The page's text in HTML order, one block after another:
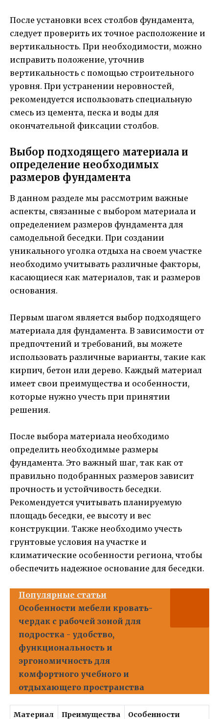
После установки всех столбов фундамента,
следует проверить их точное расположение и
вертикальность. При необходимости, можно
исправить положение, уточнив
вертикальность с помощью строительного
уровня. При устранении неровностей,
рекомендуется использовать специальную
смесь из цемента, песка и воды для
окончательной фиксации столбов.
Выбор подходящего материала и
определение необходимых
размеров фундамента
В данном разделе мы рассмотрим важные
аспекты, связанные с выбором материала и
определением размеров фундамента для
самодельной беседки. При создании
уникального уголка отдыха на своем участке
необходимо учитывать различные факторы,
касающиеся как материалов, так и размеров
основания.
Первым шагом является выбор подходящего
материала для фундамента. В зависимости от
предпочтений и требований, вы можете
использовать различные варианты, такие как
кирпич, бетон или дерево. Каждый материал
имеет свои преимущества и особенности,
которые нужно учесть при принятии
решения.
После выбора материала необходимо
определить необходимые размеры
фундамента. Это важный шаг, так как от
правильно подобранных размеров зависит
прочность и устойчивость беседки.
Рекомендуется учитывать планируемую
площадь беседки, ее высоту и вес
конструкции. Также необходимо учесть
грунтовые условия на участке и
климатические особенности региона, чтобы
обеспечить надежное основание для беседки.
Популярные статьи
Особенности мебели кровать-
чердак с рабочей зоной для
подростка - удобство,
функциональность и
эргономичность для
комфортного учебного и
отдыхающего пространства
Материал Преимущества Особенности